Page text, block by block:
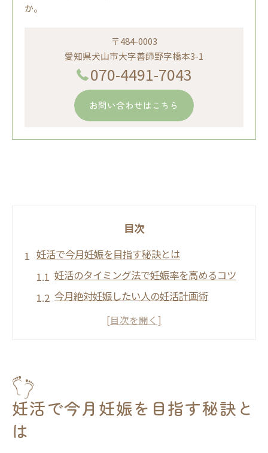
か。
〒484-0003
愛知県犬山市大字善師野字橋本3-1
070-4491-7043
お問い合わせはこちら
目次
妊活で今月妊娠を目指す秘訣とは
妊活のタイミング法で妊娠率を高めるコツ
今月絶対妊娠したい人の妊活計画術
妊活マニュアルが示す成功のステップとは
妊活初心者に最適な基礎体温記録の始め方
基礎体温と妊活タイミング法の関係性を解
妊活で今月妊娠を目指す秘訣と
は